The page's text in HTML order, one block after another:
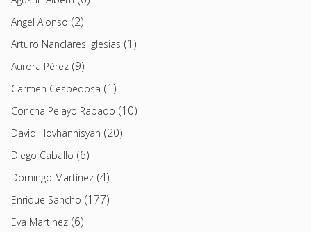
Angel Alonso (2)
Arturo Nanclares Iglesias (1)
Aurora Pérez (9)
Carmen Cespedosa (1)
Concha Pelayo Rapado (10)
David Hovhannisyan (20)
Diego Caballo (6)
Domingo Martínez (4)
Enrique Sancho (177)
Eva Martinez (6)